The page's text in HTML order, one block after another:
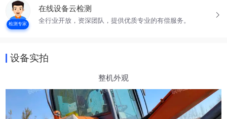
检测专家
在线设备云检测
全行业开放，资深团队，提供优质专业的有偿服务。
设备实拍
整机外观